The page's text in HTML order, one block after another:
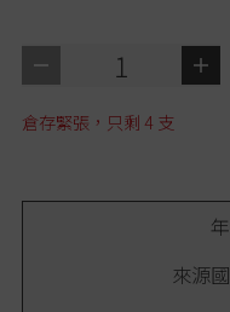
1
倉存緊張，只剩 4 支
來源